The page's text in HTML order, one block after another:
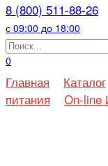
8 (800) 511-88-26
с 09:00 до 18:00
Search
for:
0
Главная Каталог
питания
On-line